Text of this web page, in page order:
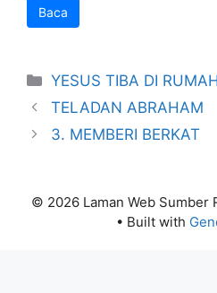
Baca
Categories
YESUS TIBA DI RUMAH
TELADAN ABRAHAM
3. MEMBERI BERKAT
© 2026 Laman Web Sumber
• Built with